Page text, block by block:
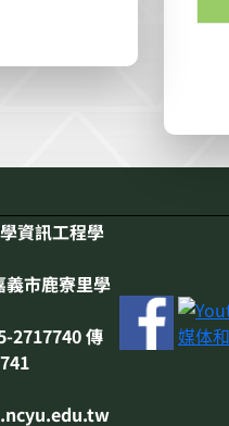
資訊工程學
市鹿寮里學
2717740 傳